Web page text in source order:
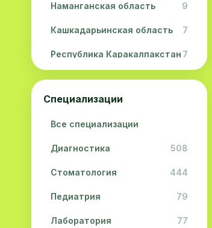
Наманганская область 9
Кашкадарьинская область 7
Республика Каракалпакстан 7
Навоийская область 5
Джизакская область
Сурхандарьинская область
Сырдарьинская область 2
Хорезмская область 2
Специализации
Все специализации
Диагностика 508
Стоматология 444
Педиатрия 79
Лаборатория 77